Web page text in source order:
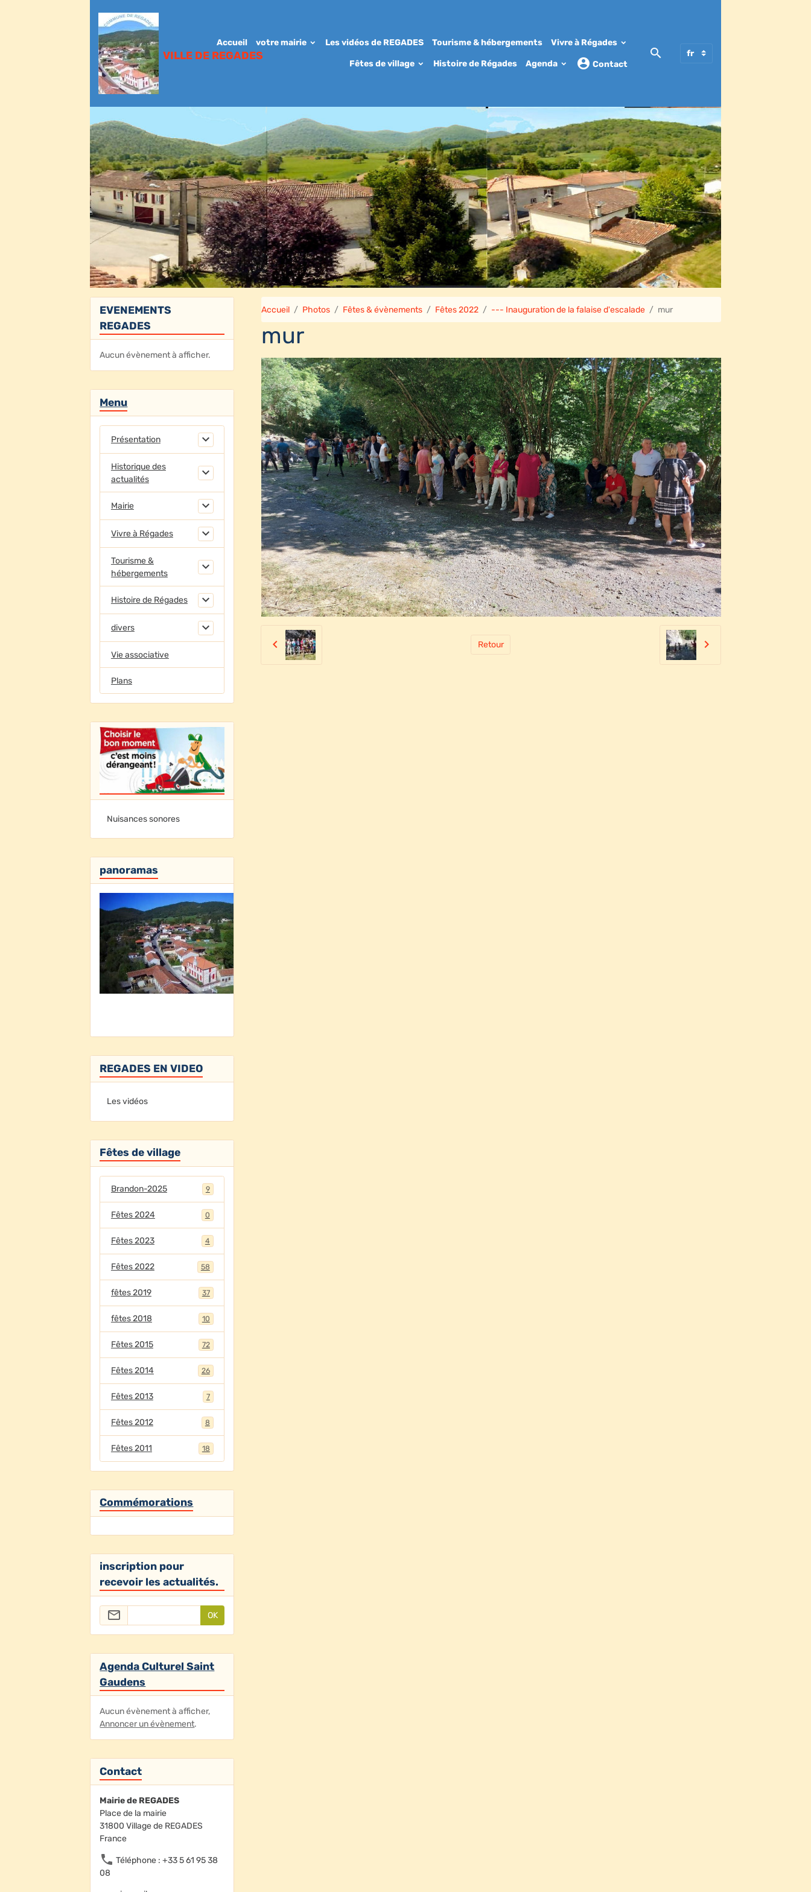
VILLE DE REGADES
Accueil votre mairie Les vidéos de REGADES Tourisme & hébergements Vivre à Régades
Fêtes de village Histoire de Régades Agenda Contact
Accueil Photos Fêtes & évènements Fêtes 2022 --- Inauguration de la falaise d'escalade mur
mur
Retour
EVENEMENTS
REGADES
Aucun évènement à afficher.
Menu
Présentation
Historique des
actualités
Mairie
Vivre à Régades
Tourisme &
hébergements
Histoire de Régades
divers
Vie associative
Plans
Nuisances sonores
panoramas
REGADES EN VIDEO
Les vidéos
Fêtes de village
Brandon-2025 9
Fêtes 2024 0
Fêtes 2023 4
Fêtes 2022 58
fêtes 2019 37
fêtes 2018 10
Fêtes 2015 72
Fêtes 2014 26
Fêtes 2013 7
Fêtes 2012 8
Fêtes 2011 18
Commémorations
inscription pour
recevoir les actualités.
OK
Agenda Culturel Saint
Gaudens
Aucun évènement à afficher,
Annoncer un évènement.
Contact
Mairie de REGADES
Place de la mairie
31800 Village de REGADES
France
Téléphone : +33 5 61 95 38
08